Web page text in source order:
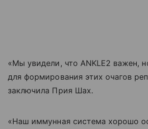
«Мы увидели, что ANKLE2 важен,
для формирования этих очагов
заключила Прия Шах.
«Наш иммунная система хорошо